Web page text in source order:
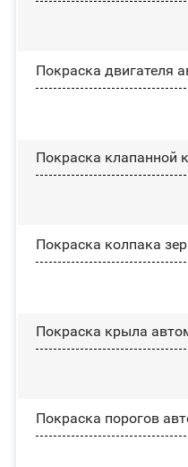
Покраска двигателя
Покраска клапанной
Покраска колпака
Покраска крыла
Покраска порогов